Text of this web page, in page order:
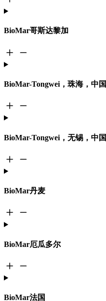
BioMar哥斯达黎加
BioMar-Tongwei，珠海，中国
BioMar-Tongwei，无锡，中国
BioMar丹麦
BioMar厄瓜多尔
BioMar法国